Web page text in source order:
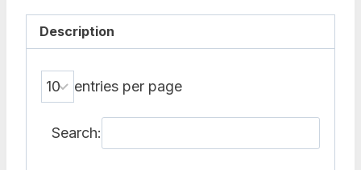
Description
entries per page
Search: